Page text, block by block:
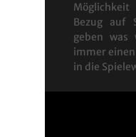
Bezug auf
geben
immer
in die